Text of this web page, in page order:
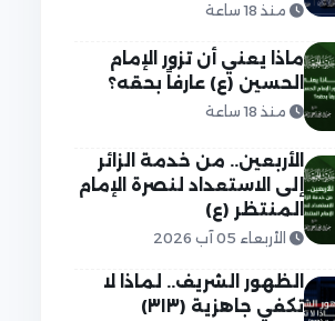
منذ 18 ساعة
ماذا يعني أن تزور الإمام
الحسين (ع) عارفاً بحقه؟
منذ 18 ساعة
الأربعين.. من خدمة الزائر
إلى الاستعداد لنصرة الإمام
المنتظر (ع)
الأربعاء 05 آب 2026
الظهور الشريف.. لماذا لا
تكفي جاهزية (٣١٣)